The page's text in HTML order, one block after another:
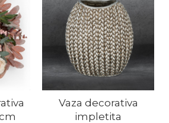
Vaza decorativa
impletita